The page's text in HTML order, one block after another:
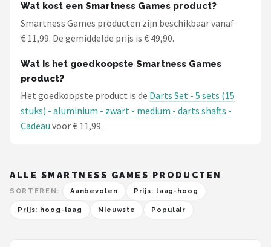
Wat kost een Smartness Games product?
Smartness Games producten zijn beschikbaar vanaf
€ 11,99. De gemiddelde prijs is € 49,90.
Wat is het goedkoopste Smartness Games
product?
Het goedkoopste product is de Darts Set - 5 sets (15
stuks) - aluminium - zwart - medium - darts shafts -
Cadeau voor € 11,99.
ALLE SMARTNESS GAMES PRODUCTEN
SORTEREN: Aanbevolen Prijs: laag-hoog
Prijs: hoog-laag Nieuwste Populair